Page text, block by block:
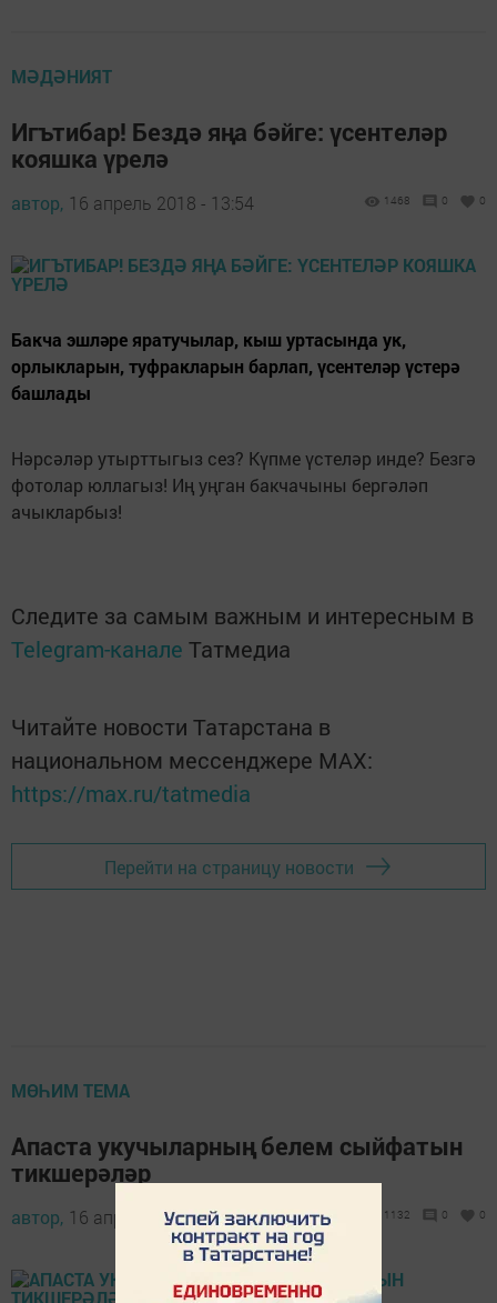
МӘДӘНИЯТ
Игътибар! Бездә яңа бәйге: үсентеләр
кояшка үрелә
автор, 16 апрель 2018 - 13:54 1468 0 0
Бакча эшләре яратучылар, кыш уртасында ук,
орлыкларын, туфракларын барлап, үсентеләр үстерә
башлады
Нәрсәләр утырттыгыз сез? Күпме үстеләр инде? Безгә
фотолар юллагыз! Иң уңган бакчачыны бергәләп
ачыкларбыз!
Следите за самым важным и интересным в
Telegram-канале Татмедиа
Читайте новости Татарстана в
национальном мессенджере MАХ:
https://max.ru/tatmedia
Перейти на страницу новости
МӨҺИМ ТЕМА
Апаста укучыларның белем сыйфатын
тикшерәләр
автор, 16 апрель 2018 - 10:36 1132 0 0